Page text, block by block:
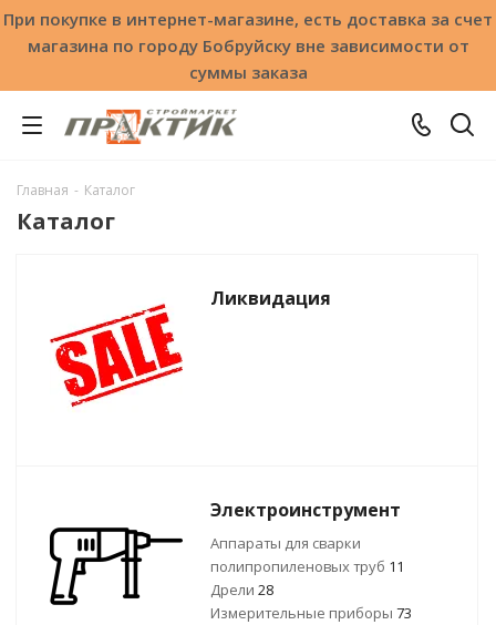
При покупке в интернет-магазине, есть доставка за счет
магазина по городу Бобруйску вне зависимости от
суммы заказа
Главная - Каталог
Каталог
Ликвидация
Электроинструмент
Аппараты для сварки
полипропиленовых труб 11
Дрели 28
Измерительные приборы 73